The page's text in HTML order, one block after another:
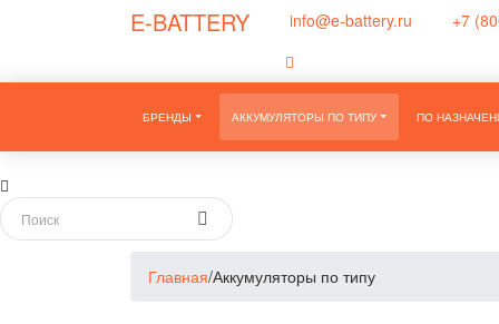
E-BATTERY info@e-battery.ru +7
БРЕНДЫ АККУМУЛЯТОРЫ ПО ТИПУ ПО
Главная/Аккумуляторы по типу